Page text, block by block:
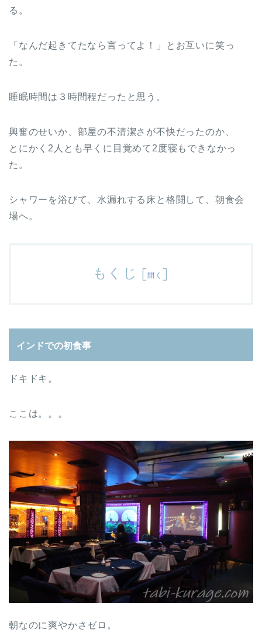
る。
「なんだ起きてたなら言ってよ！」とお互いに笑っ
た。
睡眠時間は３時間程だったと思う。
興奮のせいか、部屋の不清潔さが不快だったのか、
とにかく2人とも早くに目覚めて2度寝もできなかっ
た。
シャワーを浴びて、水漏れする床と格闘して、朝食会
場へ。
もくじ [開く ]
インドでの初食事
ドキドキ。
ここは。。。
朝なのに爽やかさゼロ。